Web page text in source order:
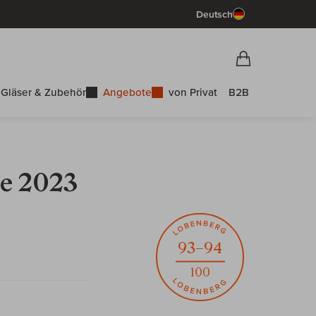
Deutsch
Gläser & Zubehör Angebote von Privat B2B
2023
93–94
100